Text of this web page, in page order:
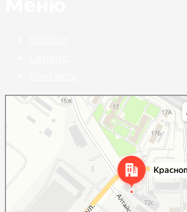
Волгоград
Краснополянская улица, 72Л на карте